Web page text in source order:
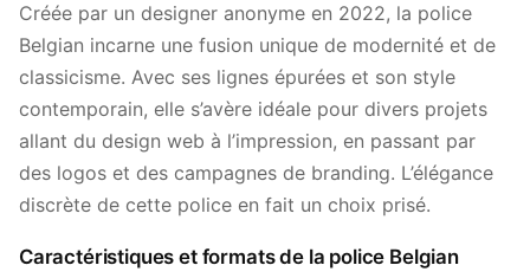
Créée par un designer anonyme en 2022, la police
Belgian incarne une fusion unique de modernité et de
classicisme. Avec ses lignes épurées et son style
contemporain, elle s’avère idéale pour divers projets
allant du design web à l’impression, en passant par
des logos et des campagnes de branding. L’élégance
discrète de cette police en fait un choix prisé.
Caractéristiques et formats de la police Belgian